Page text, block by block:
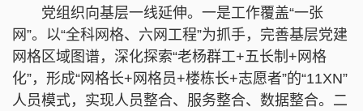
党组织向基层一线延伸。一是工作覆盖“一张
网”。以“全科网格、六网工程”为抓手，完善基层党建
网格区域图谱，深化探索“老杨群工+五长制+网格
化”，形成“网格长+网格员+楼栋长+志愿者”的“11XN”
人员模式，实现人员整合、服务整合、数据整合。二